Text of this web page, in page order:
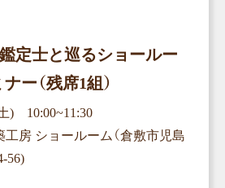
定士と巡るショールー
ー（残席1組）
) 10:00~11:30
工房 ショールーム（倉敷市児島
56)